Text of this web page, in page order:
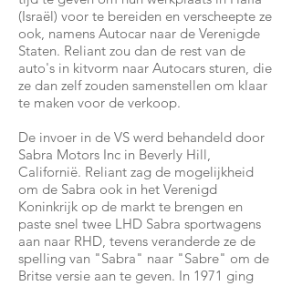
(Israël) voor te bereiden en verscheepte ze
ook, namens Autocar naar de Verenigde
Staten. Reliant zou dan de rest van de
auto's in kitvorm naar Autocars sturen, die
ze dan zelf zouden samenstellen om klaar
te maken voor de verkoop.
De invoer in de VS werd behandeld door
Sabra Motors Inc in Beverly Hill,
Californië. Reliant zag de mogelijkheid
om de Sabra ook in het Verenigd
Koninkrijk op de markt te brengen en
paste snel twee LHD Sabra sportwagens
aan naar RHD, tevens veranderde ze de
spelling van "Sabra" naar "Sabre" om de
Britse versie aan te geven. In 1971 ging